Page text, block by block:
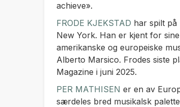
achieve».
FRODE KJEKSTAD har spilt på
New York. Han er kjent for
amerikanske og europeiske
Alberto Marsico. Frodes siste
Magazine i juni 2025.
PER MATHISEN er en av
særdeles bred musikalsk